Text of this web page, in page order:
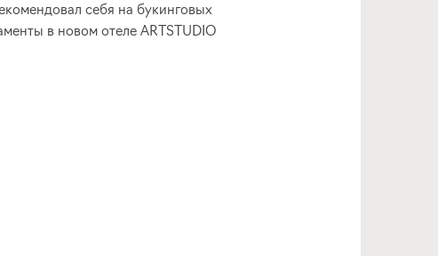
себя на букинговых
в новом отеле ARTSTUDIO